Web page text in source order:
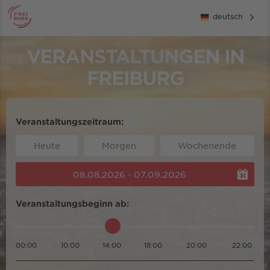
deutsch
VERANSTALTUNGEN IN
FREIBURG
Veranstaltungszeitraum:
Heute Morgen Wochenende
08.08.2026 - 07.09.2026
Veranstaltungsbeginn ab:
00:00 10:00 14:00 18:00 20:00 22:00